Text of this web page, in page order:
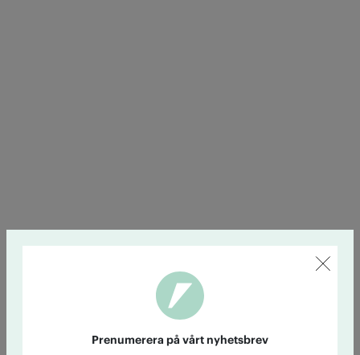
Prenumerera på vårt nyhetsbrev